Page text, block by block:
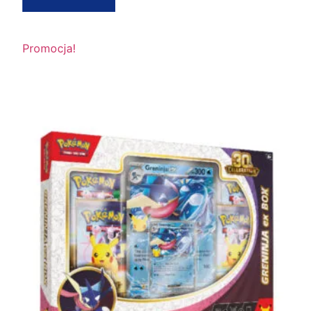
Promocja!